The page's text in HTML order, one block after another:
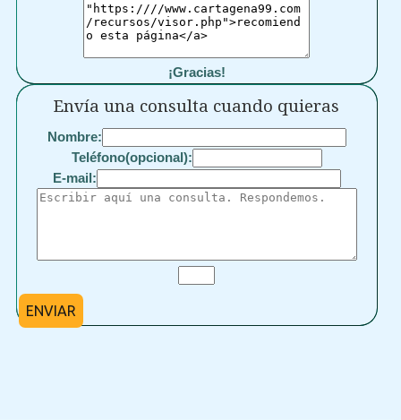
¡Gracias!
Envía una consulta cuando quieras
Nombre:
Teléfono(opcional):
E-mail:
ENVIAR